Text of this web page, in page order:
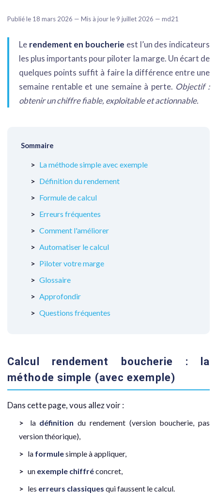
Publié le 18 mars 2026 — Mis à jour le 9 juillet 2026 — md21
Le rendement en boucherie est l’un des indicateurs
les plus importants pour piloter la marge. Un écart de
quelques points suffit à faire la différence entre une
semaine rentable et une semaine à perte. Objectif :
obtenir un chiffre fiable, exploitable et actionnable.
Sommaire
La méthode simple avec exemple
Définition du rendement
Formule de calcul
Erreurs fréquentes
Comment l'améliorer
Automatiser le calcul
Piloter votre marge
Glossaire
Approfondir
Questions fréquentes
Calcul rendement boucherie : la
méthode simple (avec exemple)
Dans cette page, vous allez voir :
la définition du rendement (version boucherie, pas
version théorique),
la formulesimple à appliquer,
un exemple chiffréconcret,
les erreurs classiques qui faussent le calcul.